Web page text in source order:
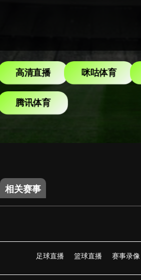
高清直播 咪咕体育
腾讯体育
相关赛事
足球直播 篮球直播 赛事录像